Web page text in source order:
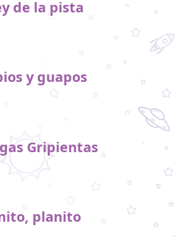
de la pista
y guapos
Gripientas
planito